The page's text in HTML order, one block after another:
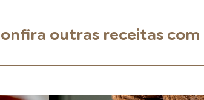
outras receitas com